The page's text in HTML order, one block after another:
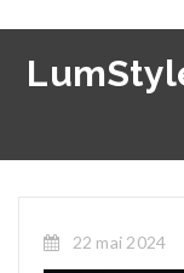
22 mai 2024